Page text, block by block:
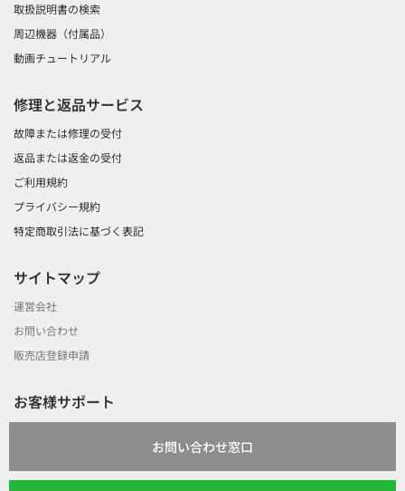
取扱説明書の検索
周辺機器（付属品）
動画チュートリアル
修理と返品サービス
故障または修理の受付
返品または返金の受付
ご利用規約
プライバシー規約
特定商取引法に基づく表記
サイトマップ
運営会社
お問い合わせ
販売店登録申請
お客様サポート
お問い合わせ窓口